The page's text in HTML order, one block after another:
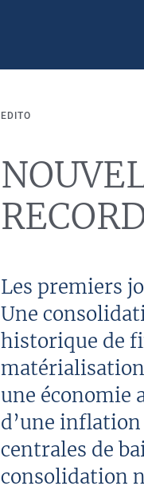
EDITO
Les premiers
Une
historique de
matérialisation
une économie
d’une
centrales de
consolidation